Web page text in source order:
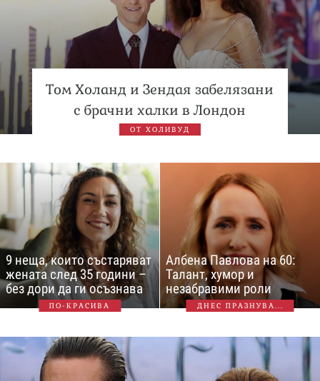
Том Холанд и Зендая забелязани
с брачни халки в Лондон
ОТ ХОЛИВУД
9 неща, които състаряват
жената след 35 години –
без дори да ги осъзнава
ПО-КРАСИВА
Албена Павлова на 60:
Талант, хумор и
незабравими роли
ДНЕС ПРАЗНУВА...